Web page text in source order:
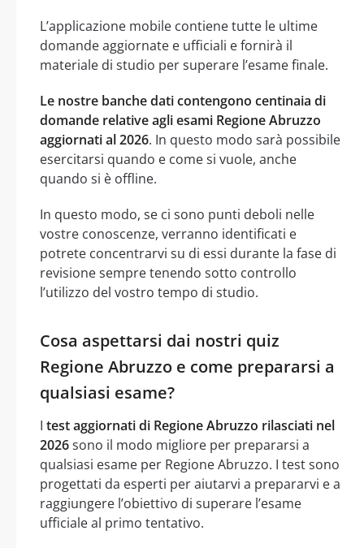
L’applicazione mobile contiene tutte le ultime
domande aggiornate e ufficiali e fornirà il
materiale di studio per superare l’esame finale.
Le nostre banche dati contengono centinaia di
domande relative agli esami Regione Abruzzo
aggiornati al 2026. In questo modo sarà possibile
esercitarsi quando e come si vuole, anche
quando si è offline.
In questo modo, se ci sono punti deboli nelle
vostre conoscenze, verranno identificati e
potrete concentrarvi su di essi durante la fase di
revisione sempre tenendo sotto controllo
l’utilizzo del vostro tempo di studio.
Cosa aspettarsi dai nostri quiz
Regione Abruzzo e come prepararsi a
qualsiasi esame?
I test aggiornati di Regione Abruzzo rilasciati nel
2026sono il modo migliore per prepararsi a
qualsiasi esame per Regione Abruzzo. I test sono
progettati da esperti per aiutarvi a prepararvi e a
raggiungere l’obiettivo di superare l’esame
ufficiale al primo tentativo.